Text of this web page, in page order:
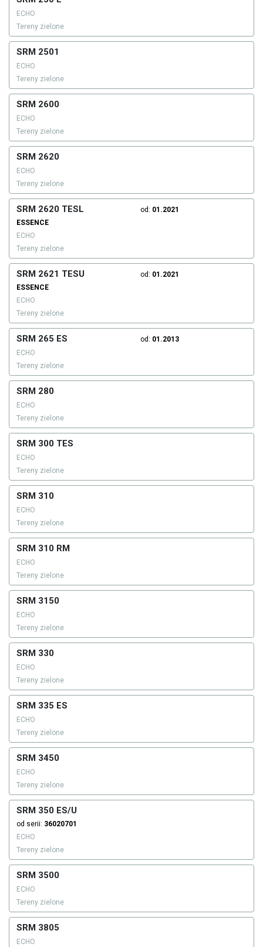
ECHO
Tereny zielone
SRM 2501
ECHO
Tereny zielone
SRM 2600
ECHO
Tereny zielone
SRM 2620
ECHO
Tereny zielone
SRM 2620 TESL od: 01.2021
ESSENCE
ECHO
Tereny zielone
SRM 2621 TESU od: 01.2021
ESSENCE
ECHO
Tereny zielone
SRM 265 ES od: 01.2013
ECHO
Tereny zielone
SRM 280
ECHO
Tereny zielone
SRM 300 TES
ECHO
Tereny zielone
SRM 310
ECHO
Tereny zielone
SRM 310 RM
ECHO
Tereny zielone
SRM 3150
ECHO
Tereny zielone
SRM 330
ECHO
Tereny zielone
SRM 335 ES
ECHO
Tereny zielone
SRM 3450
ECHO
Tereny zielone
SRM 350 ES/U
od serii: 36020701
ECHO
Tereny zielone
SRM 3500
ECHO
Tereny zielone
SRM 3805
ECHO